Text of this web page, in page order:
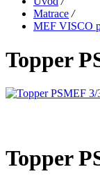
Matrace /
MEF VISCO
Topper
Topper